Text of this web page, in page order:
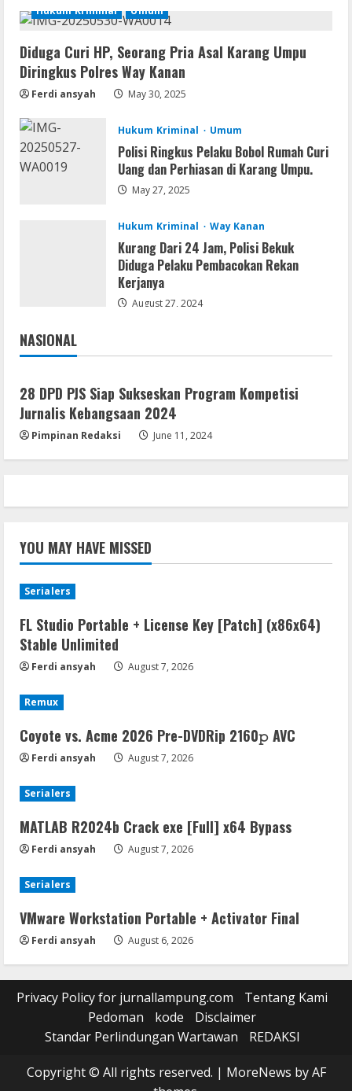
1 August 7, 2026
Remux
Coyote vs. Acme 2026 Pre-DVDRip
2160𝚙 AVC
Serialers
MATLAB R2024b Crack exe [Full] x64
Bypass
Serialers
VMware Workstation Portable +
Activator Final
5
Premium
August 6, 2026
Hukum Kriminal Umum
Diduga Curi HP, Seorang Pria Asal Karang Umpu
Diringkus Polres Way Kanan
Ferdi ansyah May 30, 2025
Hukum Kriminal Umum
Polisi Ringkus Pelaku Bobol Rumah Curi
Uang dan Perhiasan di Karang Umpu.
May 27, 2025
Hukum Kriminal Way Kanan
Kurang Dari 24 Jam, Polisi Bekuk
Diduga Pelaku Pembacokan Rekan
Kerjanya
August 27, 2024
NASIONAL
Jakarta
28 DPD PJS Siap Sukseskan Program Kompetisi
Jurnalis Kebangsaan 2024
Pimpinan Redaksi June 11, 2024
YOU MAY HAVE MISSED
Serialers
FL Studio Portable + License Key [Patch] (x86x64)
Stable Unlimited
Ferdi ansyah August 7, 2026
Remux
Coyote vs. Acme 2026 Pre-DVDRip 2160𝚙 AVC
Ferdi ansyah August 7, 2026
Serialers
MATLAB R2024b Crack exe [Full] x64 Bypass
Ferdi ansyah August 7, 2026
Serialers
VMware Workstation Portable + Activator Final
Ferdi ansyah August 6, 2026
Privacy Policy for jurnallampung.com
Tentang Kami
Pedoman
kode
Disclaimer
Standar Perlindungan Wartawan
REDAKSI
Copyright © All rights reserved. | MoreNews by AF